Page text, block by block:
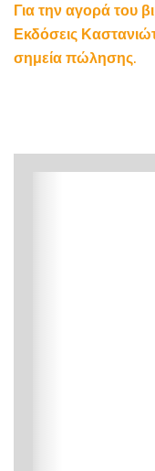
Για την αγορά του
Εκδόσεις
σημεία πώλησης.